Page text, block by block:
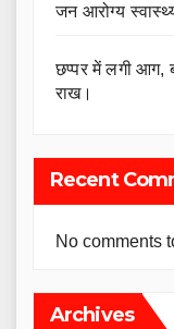
जन आरोग्य
छप्पर में लगी आग,
राख।
Recent
No comments
Archives